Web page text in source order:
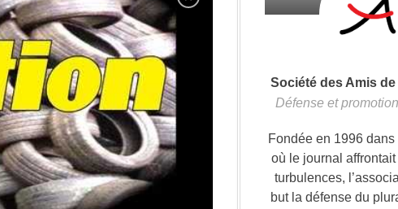
Société des Amis
Défense et
Fondée en 1996
où le journal
turbulences,
but la défense du